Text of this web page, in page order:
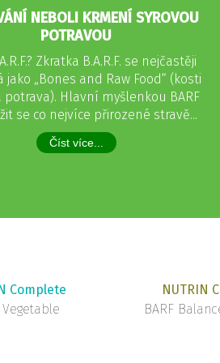
NEBOLI KRMENÍ SYROVOU
POTRAVOU
Zkratka B.A.R.F. se nejčastěji
jako „Bones and Raw Food“ (kosti
potrava). Hlavní myšlenkou BARF
se co nejvíce přirozené stravě...
Číst více...
Complete
NUTRIN
BARF